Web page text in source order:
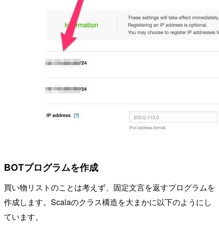
BOTプログラムを作成
買い物リストのことは考えず、固定文言を返すプログラムを
作成します。Scalaのクラス構造を大まかに以下のようにし
ています。